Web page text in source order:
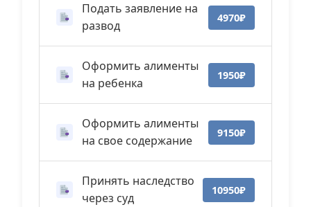
Подать заявление на
развод
4970₽
Оформить алименты
на ребенка
1950₽
Оформить алименты
на свое содержание
9150₽
Принять наследство
через суд
10950₽